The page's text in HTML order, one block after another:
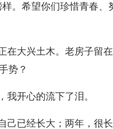
。希望你们珍惜青春、
在大兴土木。老房子留
势？
我开心的流下了泪。
己已经长大；两年，很